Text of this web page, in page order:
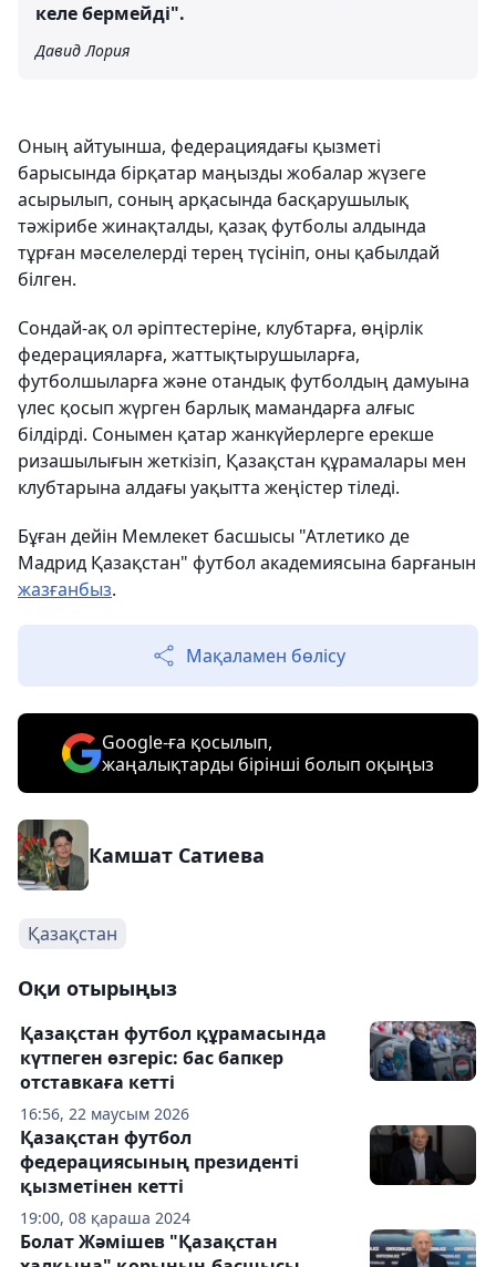
келе бермейді".
Давид Лория
Оның айтуынша, федерациядағы қызметі
барысында бірқатар маңызды жобалар жүзеге
асырылып, соның арқасында басқарушылық
тәжірибе жинақталды, қазақ футболы алдында
тұрған мәселелерді терең түсініп, оны қабылдай
білген.
Сондай-ақ ол әріптестеріне, клубтарға, өңірлік
федерацияларға, жаттықтырушыларға,
футболшыларға және отандық футболдың дамуына
үлес қосып жүрген барлық мамандарға алғыс
білдірді. Сонымен қатар жанкүйерлерге ерекше
ризашылығын жеткізіп, Қазақстан құрамалары мен
клубтарына алдағы уақытта жеңістер тіледі.
Бұған дейін Мемлекет басшысы "Атлетико де
Мадрид Қазақстан" футбол академиясына барғанын
жазғанбыз.
Мақаламен бөлісу
Google-ға қосылып,
жаңалықтарды бірінші болып оқыңыз
Камшат Сатиева
Қазақстан
Оқи отырыңыз
16:56, 22 маусым 2026
Қазақстан футбол құрамасында
күтпеген өзгеріс: бас бапкер
отставкаға кетті
19:00, 08 қараша 2024
Қазақстан футбол
федерациясының президенті
қызметінен кетті
Болат Жәмішев "Қазақстан